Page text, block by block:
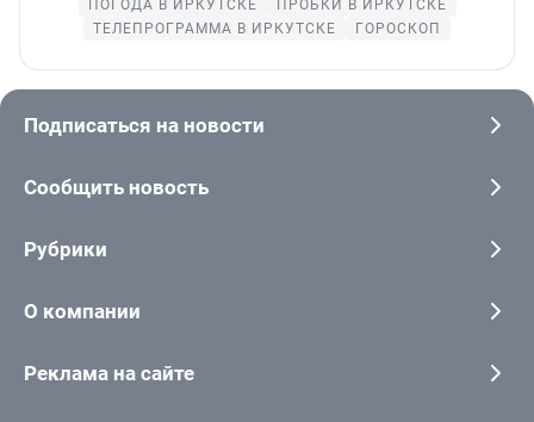
ПОГОДА В ИРКУТСКЕ
ПРОБКИ В ИРКУТСКЕ
ТЕЛЕПРОГРАММА В ИРКУТСКЕ
ГОРОСКОП
Подписаться на новости
Сообщить новость
Рубрики
О компании
Реклама на сайте